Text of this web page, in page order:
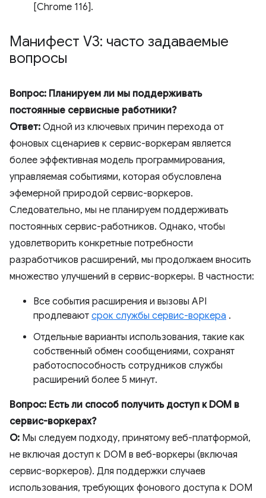
[Chrome 116].
Манифест V3: часто задаваемые
вопросы
Вопрос: Планируем ли мы поддерживать
постоянные сервисные работники?
Ответ: Одной из ключевых причин перехода от
фоновых сценариев к сервис-воркерам является
более эффективная модель программирования,
управляемая событиями, которая обусловлена ​​
эфемерной природой сервис-воркеров.
Следовательно, мы не планируем поддерживать
постоянных сервис-работников. Однако, чтобы
удовлетворить конкретные потребности
разработчиков расширений, мы продолжаем вносить
множество улучшений в сервис-воркеры. В частности:
Все события расширения и вызовы API
продлевают срок службы сервис-воркера .
Отдельные варианты использования, такие как
собственный обмен сообщениями, сохранят
работоспособность сотрудников службы
расширений более 5 минут.
Вопрос: Есть ли способ получить доступ к DOM в
сервис-воркерах?
О: Мы следуем подходу, принятому веб-платформой,
не включая доступ к DOM в веб-воркеры (включая
сервис-воркеров). Для поддержки случаев
использования, требующих фонового доступа к DOM